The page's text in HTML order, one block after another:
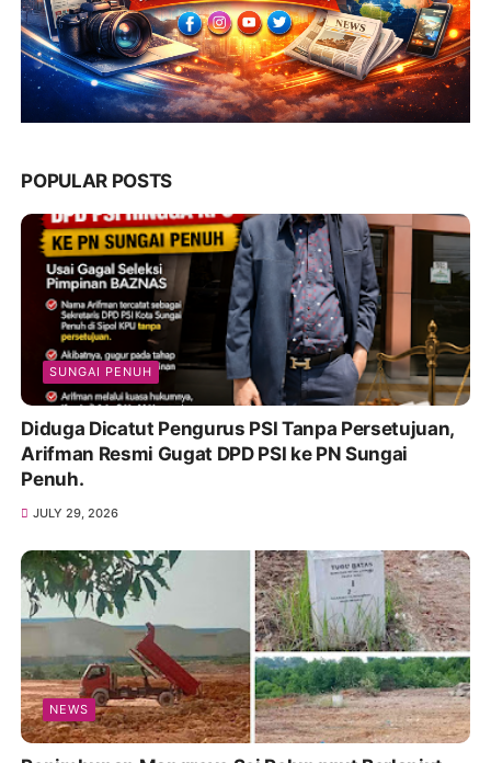
POPULAR POSTS
SUNGAI PENUH
Diduga Dicatut Pengurus PSI Tanpa Persetujuan,
Arifman Resmi Gugat DPD PSI ke PN Sungai
Penuh.
JULY 29, 2026
NEWS